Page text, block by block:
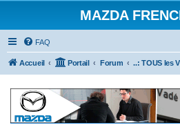
MAZDA
FAQ
Accueil Portail Forum